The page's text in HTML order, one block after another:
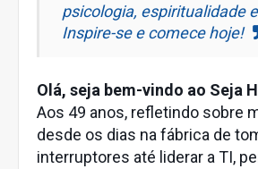
psicologia, espiritualidade
Inspire-se e comece hoje!
Olá, seja bem-vindo ao Seja
Aos 49 anos, refletindo sobre
desde os dias na fábrica de
interruptores até liderar a TI,